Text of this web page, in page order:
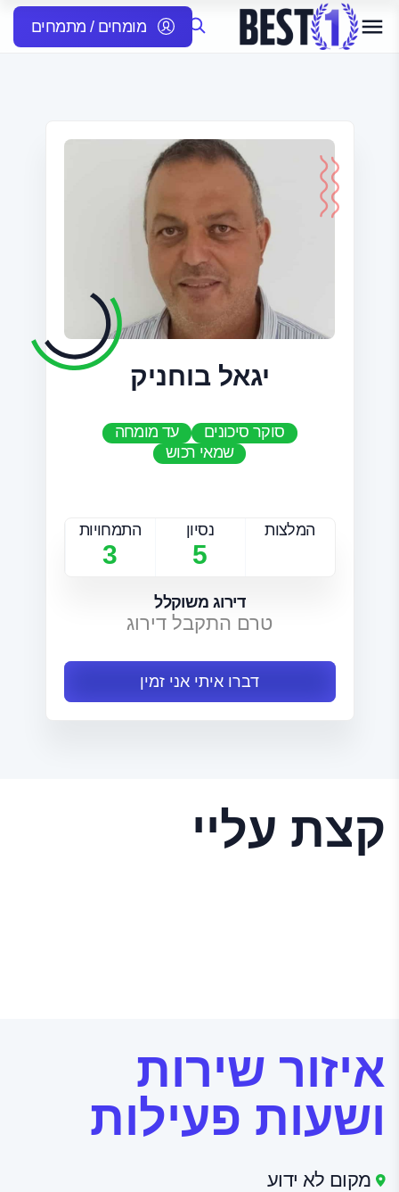
מומחים / מתמחים
יגאל בוחניק
סוקר סיכונים
עד מומחה
שמאי רכוש
המלצות נסיון
5
התמחויות
3
דירוג משוקלל
טרם התקבל דירוג
דברו איתי אני זמין
קצת עליי
איזור שירות
ושעות פעילות
מקום לא ידוע